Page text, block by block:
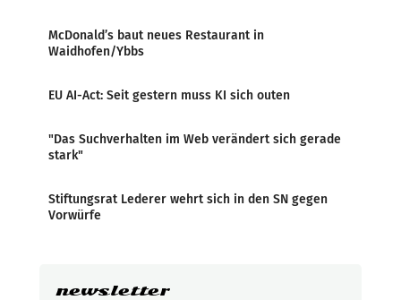
McDonald’s baut neues Restaurant in
Waidhofen/Ybbs
EU AI-Act: Seit gestern muss KI sich outen
"Das Suchverhalten im Web verändert sich gerade
stark"
Stiftungsrat Lederer wehrt sich in den SN gegen
Vorwürfe
newsletter